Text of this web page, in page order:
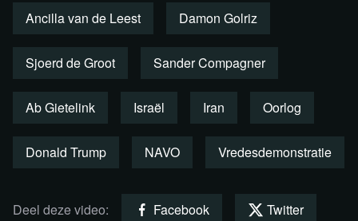
Ancilla van de Leest Damon Golriz
Sjoerd de Groot Sander Compagner
Ab Gietelink Israël Iran Oorlog
Donald Trump NAVO Vredesdemonstratie
Deel deze video: Facebook Twitter